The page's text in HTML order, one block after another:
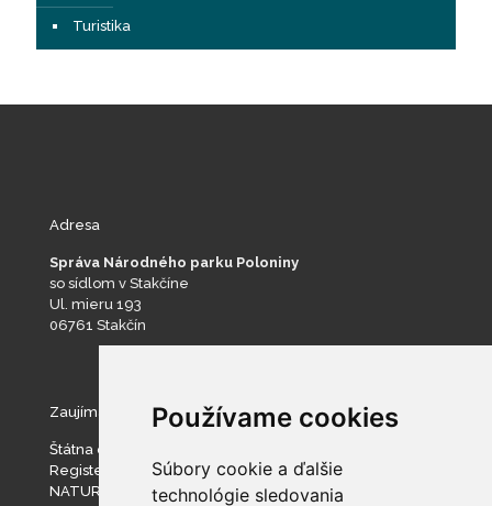
Používame cookies
Súbory cookie a ďalšie
technológie sledovania
Turistika
Adresa
Správa Národného parku Poloniny
so sídlom v Stakčíne
Ul. mieru 193
06761 Stakčín
Zaujímavé stránky
Štátna ochrana prírody SR
Register ponúkaného majetku štátu
NATURA 2000